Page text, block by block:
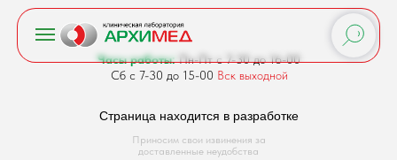
Часы работы:Пн-Пт с 7-30 до 16-00
Сб с 7-30 до 15-00 Вск выходной
Страница находится в разработке
Приносим свои извинения за
доставленные неудобства